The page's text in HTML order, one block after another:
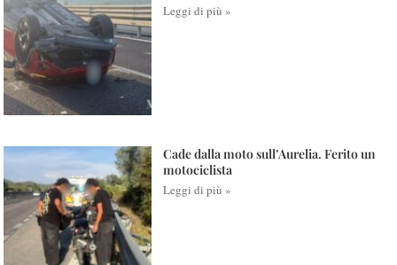
Leggi di più »
Cade dalla moto sull’Aurelia. Ferito un
motociclista
Leggi di più »